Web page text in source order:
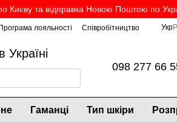
Києву та відправка Новою Поштою по
Програма лояльності Співробітництво Укр
Україні
098 277 66
Гаманці Тип шкіри